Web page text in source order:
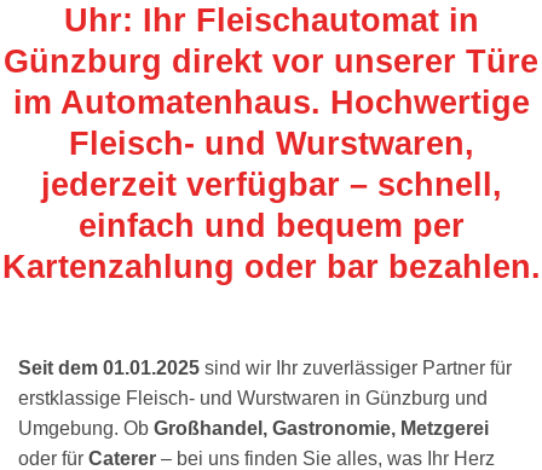
Uhr: Ihr Fleischautomat in
Günzburg direkt vor unserer Türe
im Automatenhaus. Hochwertige
Fleisch- und Wurstwaren,
jederzeit verfügbar – schnell,
einfach und bequem per
Kartenzahlung oder bar bezahlen.
Seit dem 01.01.2025 sind wir Ihr zuverlässiger Partner für
erstklassige Fleisch- und Wurstwaren in Günzburg und
Umgebung. Ob Großhandel, Gastronomie, Metzgerei
oder für Caterer – bei uns finden Sie alles, was Ihr Herz